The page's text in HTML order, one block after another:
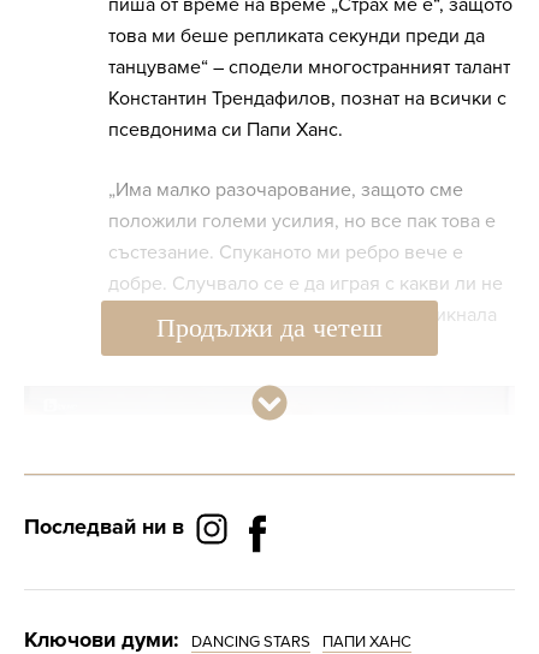
това ми беше репликата секунди преди да
танцуваме“ – сподели многостранният талант
Константин Трендафилов, познат на всички с
псевдонима си Папи Ханс.
„Има малко разочарование, защото сме
положили големи усилия, но все пак това е
състезание. Спуканото ми ребро вече е
добре. Случвало се е да играя с какви ли не
травми, така че не е за първи път. Свикнала
съм“ – добави Ани.
Продължи да четеш
Последвай ни в
Ключови думи: DANCING STARS ПАПИ ХАНС